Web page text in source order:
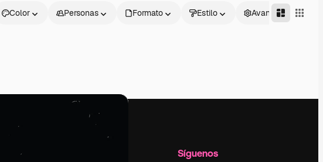
Color Personas Formato Estilo Avanzado
Información útil Síguenos